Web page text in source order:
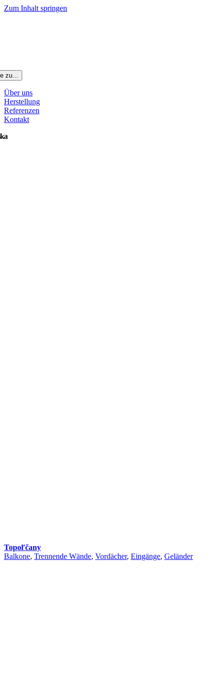
Zum Inhalt springen
zu...
Über uns
Herstellung
Referenzen
Kontakt
Topoľčany
Balkone, Trennende Wände, Vordächer, Eingänge, Geländer